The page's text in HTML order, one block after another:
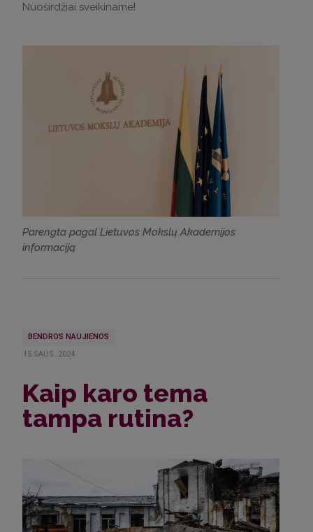
Nuoširdžiai sveikiname!
Parengta pagal Lietuvos Mokslų Akademijos
informaciją
BENDROS NAUJIENOS
15.SAUS..2024
Kaip karo tema
tampa rutina?